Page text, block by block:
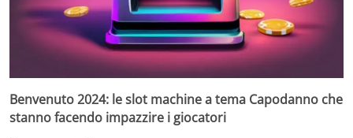
Benvenuto 2024: le slot machine a tema Capodanno che
stanno facendo impazzire i giocatori